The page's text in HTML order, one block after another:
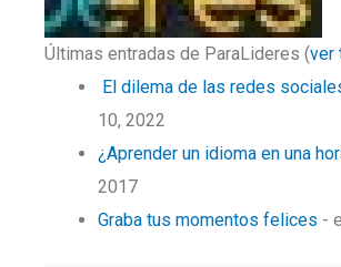
Últimas entradas de ParaLideres (ver
El dilema de las redes
10, 2022
¿Aprender un idioma en una
2017
Graba tus momentos felices -